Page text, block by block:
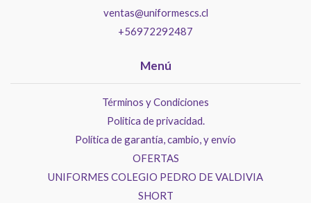
ventas@uniformescs.cl
+56972292487
Menú
Términos y Condiciones
Politica de privacidad.
Política de garantía, cambio, y envío
OFERTAS
UNIFORMES COLEGIO PEDRO DE VALDIVIA
SHORT